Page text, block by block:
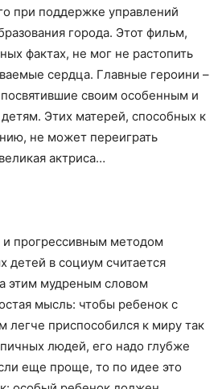
при поддержке управлений
города. Этот фильм,
фактах, не мог не растопить
сердца. Главные героини –
своим особенным и
Этих матерей, способных к
не может переиграть
актриса…
прогрессивным методом
детей в социум считается
этим мудреным словом
мысль: чтобы ребенок с
легче приспособился к миру так
людей, его надо глубже
еще проще, то по идее это